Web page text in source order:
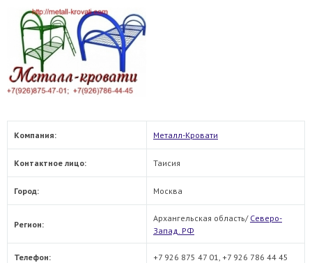
Компания: Металл-Кровати
Контактное лицо: Таисия
Город: Москва
Регион:
Архангельская область/ Северо-
Запад. РФ
Телефон: +7 926 875 47 01, +7 926 786 44 45